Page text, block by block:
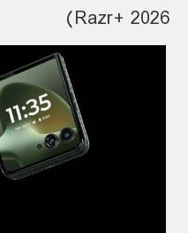
Razr+ 2026)